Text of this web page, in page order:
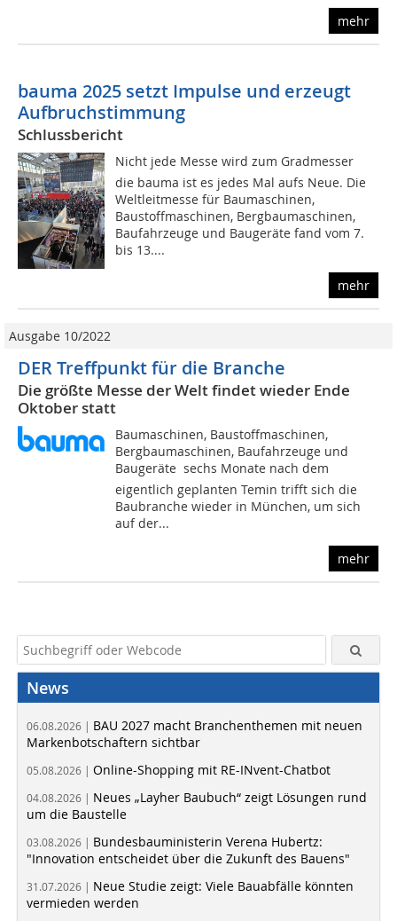
mehr
bauma 2025 setzt Impulse und erzeugt
Aufbruchstimmung
Schlussbericht
Nicht jede Messe wird zum Gradmesser 
die bauma ist es jedes Mal aufs Neue. Die
Weltleitmesse für Baumaschinen,
Baustoffmaschinen, Bergbaumaschinen,
Baufahrzeuge und Baugeräte fand vom 7.
bis 13....
mehr
Ausgabe 10/2022
DER Treffpunkt für die Branche
Die größte Messe der Welt findet wieder Ende
Oktober statt
Baumaschinen, Baustoffmaschinen,
Bergbaumaschinen, Baufahrzeuge und
Baugeräte  sechs Monate nach dem
eigentlich geplanten Temin trifft sich die
Baubranche wieder in München, um sich
auf der...
mehr
News
06.08.2026 | BAU 2027 macht Branchenthemen mit neuen
Markenbotschaftern sichtbar
05.08.2026 | Online-Shopping mit RE-INvent-Chatbot
04.08.2026 | Neues „Layher Baubuch“ zeigt Lösungen rund
um die Baustelle
03.08.2026 | Bundesbauministerin Verena Hubertz:
"Innovation entscheidet über die Zukunft des Bauens"
31.07.2026 | Neue Studie zeigt: Viele Bauabfälle könnten
vermieden werden